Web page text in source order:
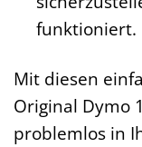
funktioniert.
Mit diesen
Original Dymo
problemlos in